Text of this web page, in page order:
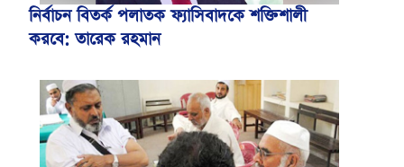
নির্বাচন বিতর্ক পলাতক ফ্যাসিবাদকে শক্তিশালী
করবে: তারেক রহমান